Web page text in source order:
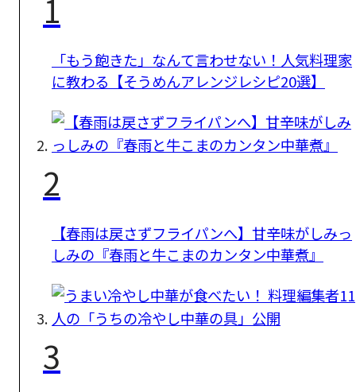
1
「もう飽きた」なんて言わせない！人気料理家
に教わる【そうめんアレンジレシピ20選】
2
【春雨は戻さずフライパンへ】甘辛味がしみっ
しみの『春雨と牛こまのカンタン中華煮』
3